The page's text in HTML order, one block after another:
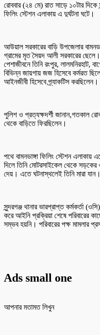
রোববার (২৪ মে) রাত সাড়ে ১০টার দিকে
ফিলিং স্টেশন এলাকায় এ দুর্ঘটনা ঘটে।
আউয়াল সরকারের বাড়ি উপজেলার
গ্রামের মৃত সৈয়দ আলী সরকারের
পেশাজীবনে তিনি রংপুর, লালমনিরহাট,
বিভিন্ন জায়গায় জজ হিসেবে কর্মরত
আইনজীবী হিসেবে প্র্যাকটিস করছিলেন।
পুলিশ ও প্রত্যক্ষদর্শী জানান,গতকাল
থেকে বাড়িতে ফিরছিলেন।
পথে বামনডাঙ্গা ফিলিং স্টেশন
দিলে তিনি মোটরসাইকেল থেকে সড়কের
দেয়। এতে ঘটনাস্থলেই তিনি মারা যান।
সুন্দরগঞ্জ থানার ভারপ্রাপ্ত কর্মকর্তা
করে আইনি প্রক্রিয়া শেষে পরিবারের
সম্ভব হয়নি। পরিবারের পক্ষ মামলার
Ads small one
আপনার মতামত লিখুন